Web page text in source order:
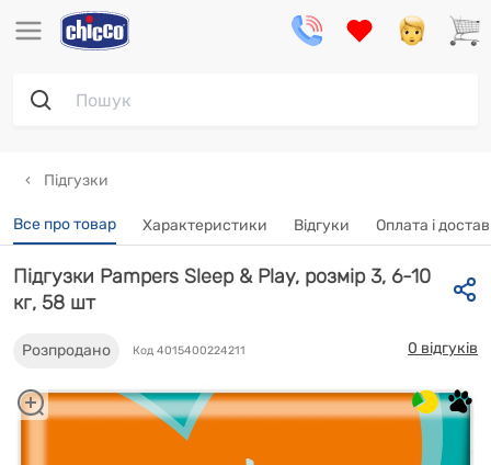
Підгузки
Все про товар Характеристики Відгуки Oплата і
Підгузки Pampers Sleep & Play, розмір 3, 6-10
кг, 58 шт
Розпродано Код 4015400224211 0 відгуків